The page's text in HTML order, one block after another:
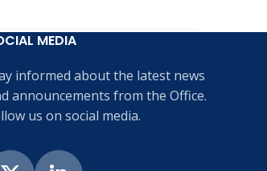
MEDIA
informed about the latest news
announcements from the Office.
us on social media.